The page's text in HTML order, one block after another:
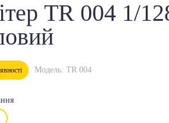
TR 004 1/
Модель: TR 004